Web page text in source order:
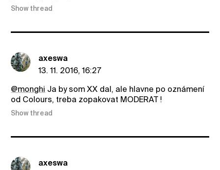
Show thread
axeswa
13. 11. 2016, 16:27
@monghi Ja by som XX dal, ale hlavne po oznámení
od Colours, treba zopakovat MODERAT !
Show thread
axeswa